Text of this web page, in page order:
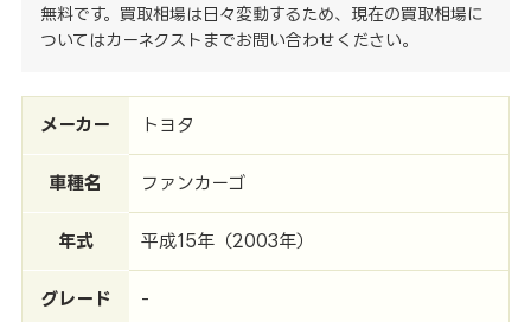
無料です。買取相場は日々変動するため、現在の買取相場に
ついてはカーネクストまでお問い合わせください。
メーカー トヨタ
車種名 ファンカーゴ
年式 平成15年（2003年）
グレード -